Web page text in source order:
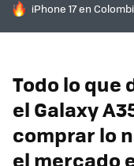
HOY SE HABLA DE
iPhone 17 en
Todo lo que
el Galaxy
comprar lo
el mercado